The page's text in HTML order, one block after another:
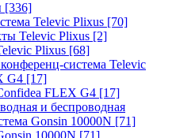
[336]
Televic Plixus [70]
Televic Plixus [2]
Plixus [68]
система Televic
G4 [17]
FLEX G4 [17]
и беспроводная
Gonsin 10000N [71]
10000N [71]